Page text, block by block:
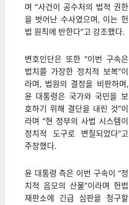
한민국의 사법 정의를 무너뜨린
결정”이라고 비판했다. 변호인
단은 “비상계엄령 선포는 국가
치행위로, 사법 심사의 대상이
될 수 없다”며 영장 발부의 위법
성을 주장했다. 또한, 공수처의
수사권과 관할권 문제를 거론하
며 “사건이 공수처의 법적 권한
을 벗어난 수사였으며, 이는 헌
법 원칙에 반한다”고 강조했다.
법치를 가장한 정치적 보복”이
라며, 법원의 결정을 비판하며,
윤 대통령은 국가와 국민을 보